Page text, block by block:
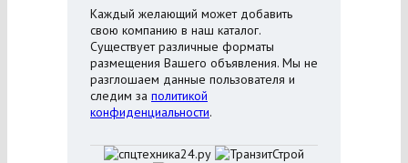
Каждый желающий может добавить
свою компанию в наш каталог.
Существует различные форматы
размещения Вашего объявления. Мы не
разглошаем данные пользователя и
следим за политикой
конфиденциальности.